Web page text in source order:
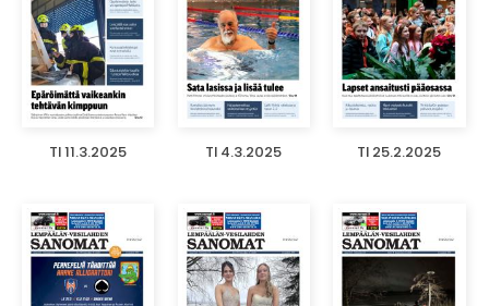
TI 11.3.2025 TI 4.3.2025 TI 25.2.2025